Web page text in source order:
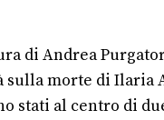
di Andrea
sulla morte di Ilaria
stati al centro di